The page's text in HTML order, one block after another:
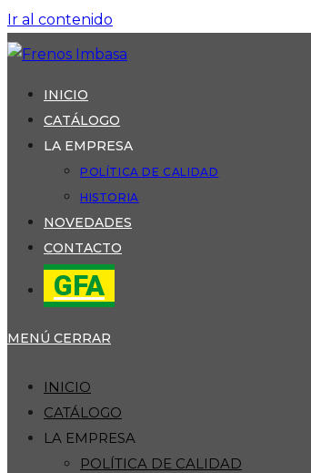
Ir al contenido
INICIO
CATÁLOGO
LA EMPRESA
POLÍTICA DE CALIDAD
HISTORIA
NOVEDADES
CONTACTO
GFA
MENÚ CERRAR
INICIO
CATÁLOGO
LA EMPRESA
POLÍTICA DE CALIDAD